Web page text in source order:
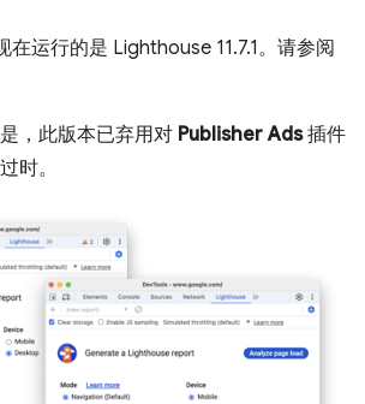
在运行的是 Lighthouse 11.7.1。请参阅
，此版本已弃用对 Publisher Ads插件
时。